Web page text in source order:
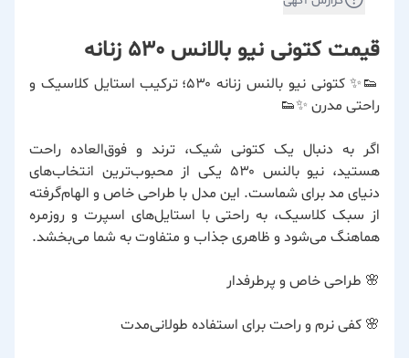
قیمت کتونی نیو بالانس 530 زنانه
👟✨ کتونی نیو بالنس زنانه ۵۳۰؛ ترکیب استایل کلاسیک و
راحتی مدرن ✨👟
اگر به دنبال یک کتونی شیک، ترند و فوق‌العاده راحت
هستید، نیو بالنس ۵۳۰ یکی از محبوب‌ترین انتخاب‌های
دنیای مد برای شماست. این مدل با طراحی خاص و الهام‌گرفته
از سبک کلاسیک، به راحتی با استایل‌های اسپرت و روزمره
هماهنگ می‌شود و ظاهری جذاب و متفاوت به شما می‌بخشد.
🌸 طراحی خاص و پرطرفدار
🌸 کفی نرم و راحت برای استفاده طولانی‌مدت